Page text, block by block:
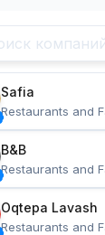
Safia
Restaurants and
B&B
Restaurants and
Oqtepa Lavash
Restaurants and